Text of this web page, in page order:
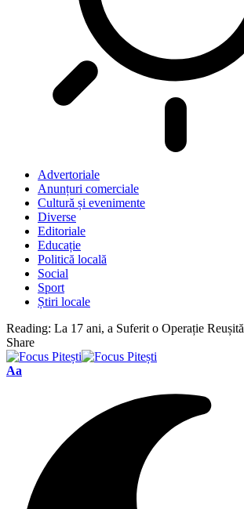
Advertoriale
Anunțuri comerciale
Cultură și evenimente
Diverse
Editoriale
Educație
Politică locală
Social
Sport
Știri locale
Reading: La 17 ani, a Suferit o Operație Reușită
Share
Font
Aa